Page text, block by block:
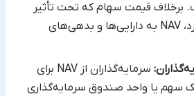
برخلاف قیمت سهام که تحت تأثیر
عوامل بازار قرار دارد، NAV به دارایی‌ها و بدهی‌های
سرمایه‌گذاران از NAV برای
سهم یا واحد صندوق سرمایه‌گذاری